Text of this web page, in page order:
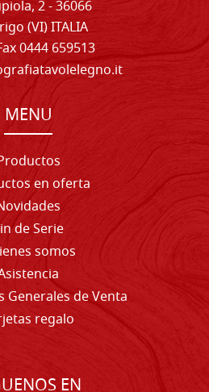
2 - 36066
(VI) ITALIA
0444 659513
MENU
en oferta
de Serie
somos
Generales de Venta
regalo
EN